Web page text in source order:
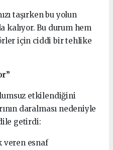
taşırken bu yolun
kalıyor. Bu durum hem
için ciddi bir tehlike
etkilendiğini
daralması nedeniyle
getirdi:
veren esnaf